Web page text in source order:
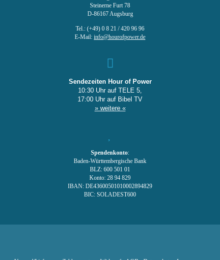
Steinerne Furt 78
D-86167 Augsburg
Tel.: (+49) 0 8 21 / 420 96 96
E-Mail: info@hourofpower.de
Sendezeiten Hour of Power
10:30 Uhr auf TELE 5,
17:00 Uhr auf Bibel TV
» weitere «
Spendenkonto:
Baden-Württembergische Bank
BLZ: 600 501 01
Konto: 28 94 829
IBAN: DE43600501010002894829
BIC: SOLADEST600